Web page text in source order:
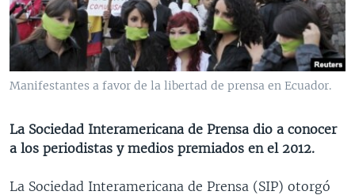
VENEZUELA
BRASIL
NICARAGUA
ECONOMÍA
ENTRETENIMIENTO Y CULTURA
TECNOLOGÍA
CIENCIA Y SALUD
MULTIMEDIA
VIDEOS
FOTOGRAFÍA
PROGRAMAS TV
EL MUNDO AL DÍA
VISIÓN 360
LAS CLAVES
PANORAMA
RADIO
AUDIONOTICIAS
BUENOS DÍAS AMÉRICA
ESTADOS UNIDOS AL DÍA
DOCUMENTALES DE LA VOA
Manifestantes a favor de la libertad de prensa en Ecuador.
La Sociedad Interamericana de Prensa dio a conocer
a los periodistas y medios premiados en el 2012.
La Sociedad Interamericana de Prensa (SIP) otorgó